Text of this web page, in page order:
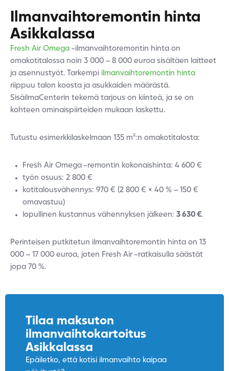
Ilmanvaihtoremontin hinta
Asikkalassa
Fresh Air Omega -ilmanvaihtoremontin hinta on
omakotitalossa noin 3 000 – 8 000 euroa sisältäen laitteet
ja asennustyöt. Tarkempi ilmanvaihtoremontin hinta
riippuu talon koosta ja asukkaiden määrästä.
SisäilmaCenterin tekemä tarjous on kiinteä, ja se on
kohteen ominaispiirteiden mukaan laskettu.
Tutustu esimerkkilaskelmaan 135 m²:n omakotitalosta:
Fresh Air Omega -remontin kokonaishinta: 4 600 €
työn osuus: 2 800 €
kotitalousvähennys: 970 € (2 800 € × 40 % – 150 €
omavastuu)
lopullinen kustannus vähennyksen jälkeen: 3 630 €.
Perinteisen putkitetun ilmanvaihtoremontin hinta on 13
000 – 17 000 euroa, joten Fresh Air -ratkaisulla säästät
jopa 70 %.
Tilaa maksuton
ilmanvaihtokartoitus
Asikkalassa
Epäiletko, että kotisi ilmanvaihto kaipaa